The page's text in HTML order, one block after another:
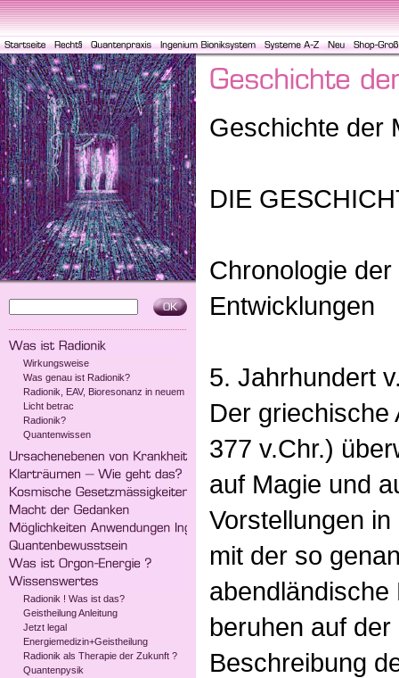
Wirkungsweise
Was genau ist Radionik?
Radionik, EAV, Bioresonanz in neuem
Licht betrac
Radionik?
Quantenwissen
Radionik ! Was ist das?
Geistheilung Anleitung
Jetzt legal
Energiemedizin+Geistheilung
Radionik als Therapie der Zukunft ?
Quantenpysik
Geschichte der
DIE
Chronologie
Entwicklungen
5. Jahrhundert
Der griechische
377 v.Chr.)
auf Magie und
Vorstellungen
mit der so
abendländische
beruhen auf
Beschreibung